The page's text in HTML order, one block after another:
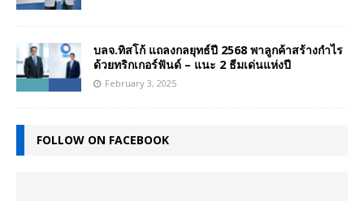
บลจ.ทิสโก้ แถลงกลยุทธ์ปี 2568 พาลูกค้าสร้างกำไร
ด้วยทริกเกอร์ฟันด์ – แนะ 2 ธีมเด่นแห่งปี
February 3, 2025
FOLLOW ON FACEBOOK